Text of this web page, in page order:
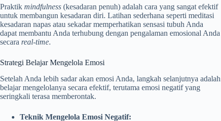
Praktik mindfulness (kesadaran penuh) adalah cara yang sangat efektif
untuk membangun kesadaran diri. Latihan sederhana seperti meditasi
kesadaran napas atau sekadar memperhatikan sensasi tubuh Anda
dapat membantu Anda terhubung dengan pengalaman emosional Anda
secara real-time.
Strategi Belajar Mengelola Emosi
Setelah Anda lebih sadar akan emosi Anda, langkah selanjutnya adalah
belajar mengelolanya secara efektif, terutama emosi negatif yang
seringkali terasa memberontak.
Teknik Mengelola Emosi Negatif: